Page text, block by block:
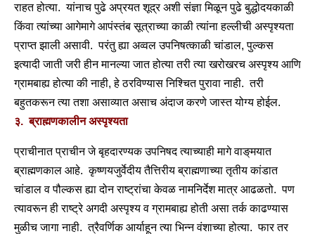
राहत होत्या. यांनाच पुढे अप्रयत शूद्र अशी संज्ञा मिळून पुढे बुद्धोदयकाळी
किंवा त्यांच्या आगेमागे आपंस्तंब सूत्राच्या काळी त्यांना हल्लीची अस्पृश्यता
प्राप्‍त झाली असावी. परंतु ह्या अव्वल उपनिषत्काळी चांडाल, पुल्कस
इत्यादी जाती जरी हीन मानल्या जात होत्या तरी त्या खरोखरच अस्पृश्य आणि
ग्रामबाह्य होत्या की नाही, हे ठरविण्यास निश्चित पुरावा नाही. तरी
बहुतकरून त्या तशा असाव्यात असाच अंदाज करणे जास्त योग्य होईल.
३. ब्राह्मणकालीन अस्पृश्यता
प्राचीनात प्राचीन जे बृहदारण्यक उपनिषद त्याच्याही मागे वाङ्‌मयात
ब्राह्मणकाल आहे. कृष्णयजुर्वेदीय तैत्तिरीय ब्राह्मणाच्या तृतीय कांडात
चांडाल व पौल्कस ह्या दोन राष्ट्रांचा केवळ नामनिर्देश मात्र आढळतो. पण
त्यावरून ही राष्ट्रे अगदी अस्पृश्य व ग्रामबाह्य होती असा तर्क काढण्यास
मुळीच जागा नाही. त्रैवर्णिक आर्याहून त्या भिन्न वंशाच्या होत्या. फार तर